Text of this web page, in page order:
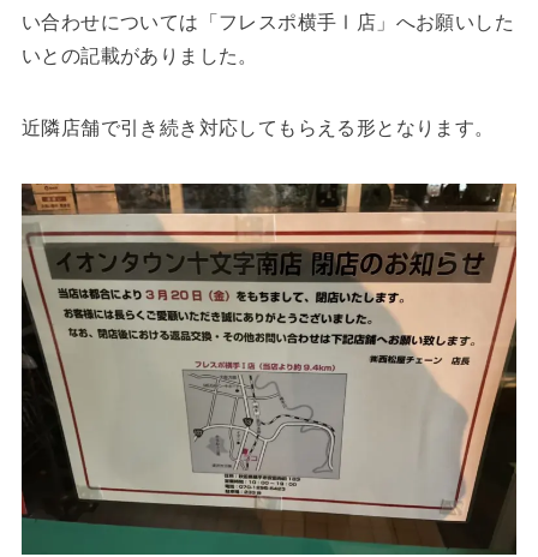
い合わせについては「フレスポ横手Ⅰ店」へお願いした
いとの記載がありました。
近隣店舗で引き続き対応してもらえる形となります。